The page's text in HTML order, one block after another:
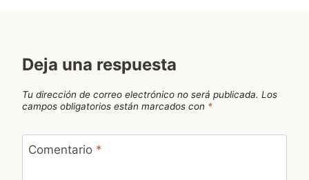
Deja una respuesta
Tu dirección de correo electrónico no será publicada. Los
campos obligatorios están marcados con *
Comentario *